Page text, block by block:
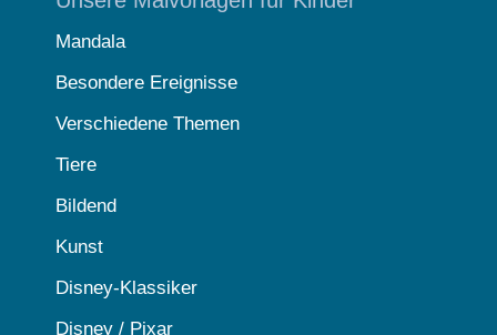
Mandala
Besondere Ereignisse
Verschiedene Themen
Tiere
Bildend
Kunst
Disney-Klassiker
Disney / Pixar